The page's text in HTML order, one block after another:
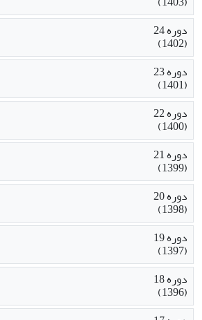
دوره 24
(1402)
دوره 23
(1401)
دوره 22
(1400)
دوره 21
(1399)
دوره 20
(1398)
دوره 19
(1397)
دوره 18
(1396)